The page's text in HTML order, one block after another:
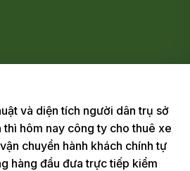
và diện tích người dân trụ sở
hôm nay công ty cho thuê xe
chuyển hành khách chính tự
hàng đầu đưa trực tiếp kiểm